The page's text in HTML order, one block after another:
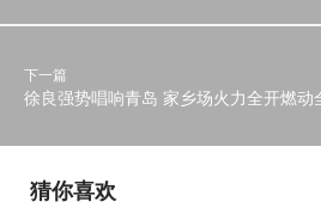
下一篇
徐良强势唱响青岛 家乡场火力全开燃动
猜你喜欢